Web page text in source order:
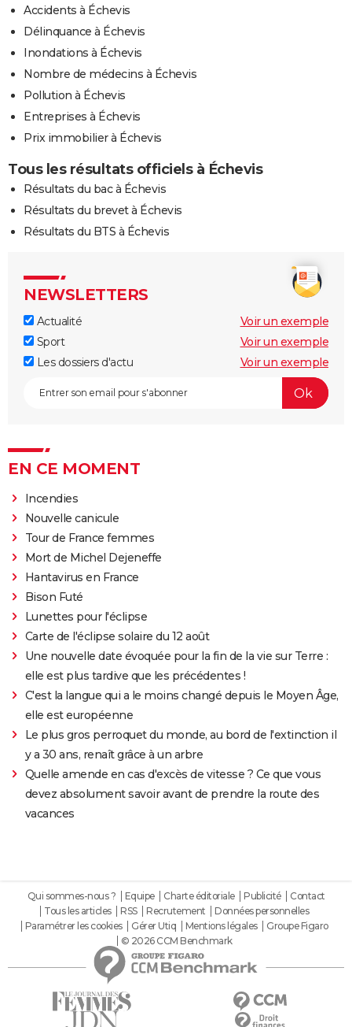
Accidents à Échevis
Délinquance à Échevis
Inondations à Échevis
Nombre de médecins à Échevis
Pollution à Échevis
Entreprises à Échevis
Prix immobilier à Échevis
Tous les résultats officiels à Échevis
Résultats du bac à Échevis
Résultats du brevet à Échevis
Résultats du BTS à Échevis
NEWSLETTERS
Actualité
Voir un exemple
Sport
Voir un exemple
Les dossiers d'actu
Voir un exemple
EN CE MOMENT
Incendies
Nouvelle canicule
Tour de France femmes
Mort de Michel Dejeneffe
Hantavirus en France
Bison Futé
Lunettes pour l'éclipse
Carte de l'éclipse solaire du 12 août
Une nouvelle date évoquée pour la fin de la vie sur Terre :
elle est plus tardive que les précédentes !
C'est la langue qui a le moins changé depuis le Moyen Âge,
elle est européenne
Le plus gros perroquet du monde, au bord de l'extinction il
y a 30 ans, renaît grâce à un arbre
Quelle amende en cas d'excès de vitesse ? Ce que vous
devez absolument savoir avant de prendre la route des
vacances
Qui sommes-nous ? Equipe Charte éditoriale Publicité
Contact
Tous les articles
RSS Recrutement
Données personnelles
Paramétrer les cookies
Gérer Utiq Mentions légales
Groupe Figaro
© 2026 CCM Benchmark